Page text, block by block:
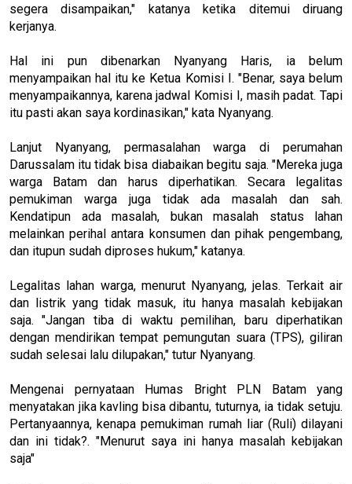
segera disampaikan," katanya ketika ditemui diruang
kerjanya.
Hal ini pun dibenarkan Nyanyang Haris, ia belum
menyampaikan hal itu ke Ketua Komisi I. "Benar, saya belum
menyampaikannya, karena jadwal Komisi I, masih padat. Tapi
itu pasti akan saya kordinasikan," kata Nyanyang.
Lanjut Nyanyang, permasalahan warga di perumahan
Darussalam itu tidak bisa diabaikan begitu saja. "Mereka juga
warga Batam dan harus diperhatikan. Secara legalitas
pemukiman warga juga tidak ada masalah dan sah.
Kendatipun ada masalah, bukan masalah status lahan
melainkan perihal antara konsumen dan pihak pengembang,
dan itupun sudah diproses hukum," katanya.
Legalitas lahan warga, menurut Nyanyang, jelas. Terkait air
dan listrik yang tidak masuk, itu hanya masalah kebijakan
saja. "Jangan tiba di waktu pemilihan, baru diperhatikan
dengan mendirikan tempat pemungutan suara (TPS), giliran
sudah selesai lalu dilupakan," tutur Nyanyang.
Mengenai pernyataan Humas Bright PLN Batam yang
menyatakan jika kavling bisa dibantu, tuturnya, ia tidak setuju.
Pertanyaannya, kenapa pemukiman rumah liar (Ruli) dilayani
dan ini tidak?. "Menurut saya ini hanya masalah kebijakan
saja"